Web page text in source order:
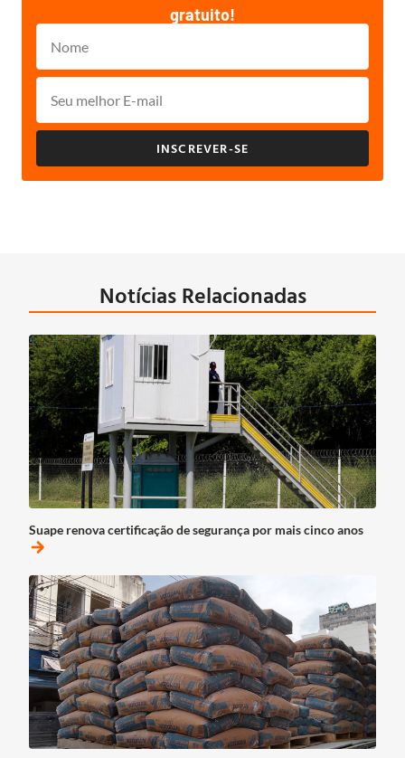
gratuito!
INSCREVER-SE
Notícias Relacionadas
Suape renova certificação de segurança por mais cinco anos
arrow_forward